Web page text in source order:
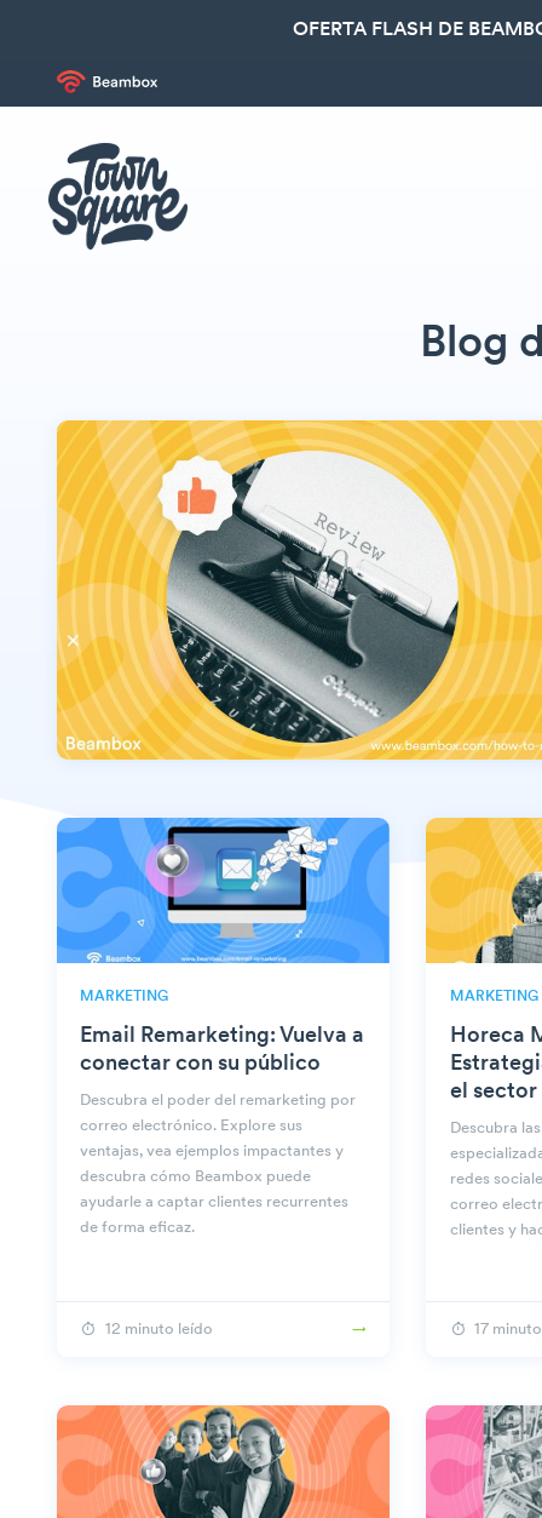
OFERTA FLASH DE
Blog
MARKETING
Email Remarketing: Vuelva a
conectar con su público
Descubra el poder del remarketing por
correo electrónico. Explore sus
ventajas, vea ejemplos impactantes y
descubra cómo Beambox puede
ayudarle a captar clientes recurrentes
de forma eficaz.
12 minuto leído
MARKETING
Horeca
el sector
Descubra
redes
correo
clientes y
17